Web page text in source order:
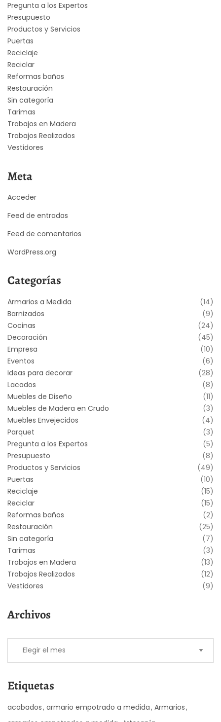
Pregunta a los Expertos
Presupuesto
Productos y Servicios
Puertas
Reciclaje
Reciclar
Reformas baños
Restauración
Sin categoría
Tarimas
Trabajos en Madera
Trabajos Realizados
Vestidores
Meta
Acceder
Feed de entradas
Feed de comentarios
WordPress.org
Categorías
Armarios a Medida
(14)
Barnizados
(9)
Cocinas
(24)
Decoración
(45)
Empresa
(10)
Eventos
(6)
Ideas para decorar
(28)
Lacados
(8)
Muebles de Diseño
(11)
Muebles de Madera en Crudo
(3)
Muebles Envejecidos
(4)
Parquet
(3)
Pregunta a los Expertos
(5)
Presupuesto
(8)
Productos y Servicios
(49)
Puertas
(10)
Reciclaje
(15)
Reciclar
(15)
Reformas baños
(2)
Restauración
(25)
Sin categoría
(7)
Tarimas
(3)
Trabajos en Madera
(13)
Trabajos Realizados
(12)
Vestidores
(9)
Archivos
Etiquetas
acabados armario empotrado a medida Armarios